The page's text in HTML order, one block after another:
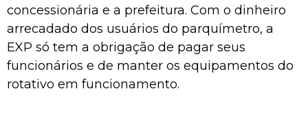
concessionária e a prefeitura. Com o dinheiro
arrecadado dos usuários do parquímetro, a
EXP só tem a obrigação de pagar seus
funcionários e de manter os equipamentos do
rotativo em funcionamento.